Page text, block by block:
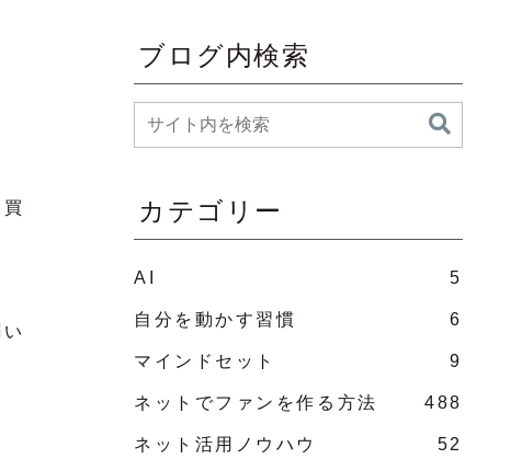
ブログ内検索
カテゴリー
AI 5
自分を動かす習慣 6
マインドセット 9
ネットでファンを作る方法 488
ネット活用ノウハウ 52